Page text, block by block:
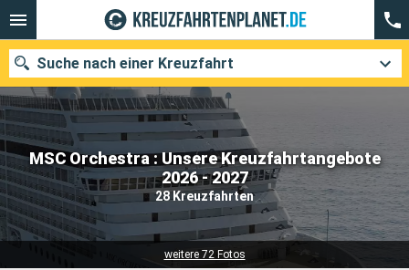
MSC Orchestra : Unsere Kreuzfahrtangebote
2026 - 2027
28 Kreuzfahrten
weitere 72 Fotos
Suche nach einer Kreuzfahrt
Unsere Ziele
Abfahrtsmonat
Reedereien